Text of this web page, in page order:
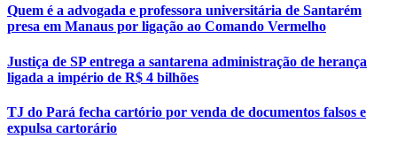
Quem é a advogada e professora universitária de Santarém
presa em Manaus por ligação ao Comando Vermelho
Justiça de SP entrega a santarena administração de herança
ligada a império de R$ 4 bilhões
TJ do Pará fecha cartório por venda de documentos falsos e
expulsa cartorário